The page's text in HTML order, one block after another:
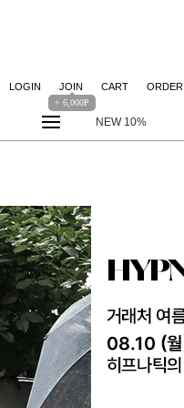
LOGIN JOIN
+ 6,000P
CART ORDER
NEW 10%